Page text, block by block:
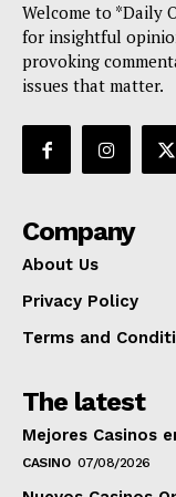
Welcome to *Daily
for insightful
provoking
issues that matter.
Company
About Us
Privacy Policy
Terms and
The latest
Mejores Casinos
CASINO 07/08/2026